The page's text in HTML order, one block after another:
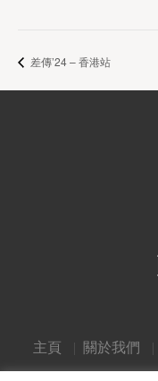
差傳’24 – 香港站
主頁 關於我們